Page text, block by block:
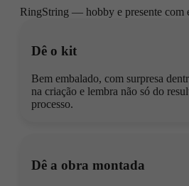
RingString — hobby e presente com
Dê o kit
Bem embalado, com surpresa
na criação e lembra não só do
processo.
Dê a obra montada